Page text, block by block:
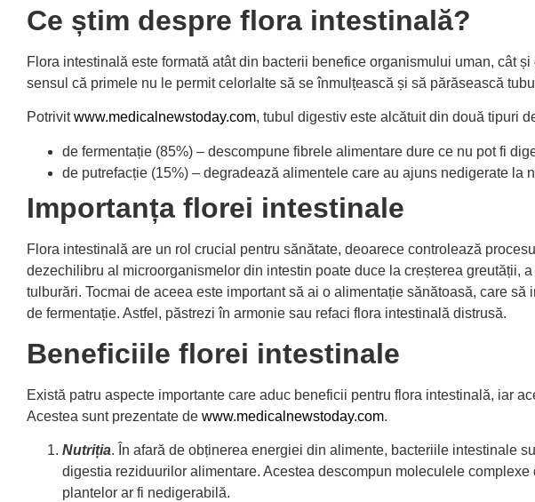
Ce știm despre flora intestinală?
Flora intestinală este formată atât din bacterii benefice organismului uman, cât
sensul că primele nu le permit celorlalte să se înmulțească și să părăsească
Potrivitwww.medicalnewstoday.com, tubul digestiv este alcătuit din două tipuri
de fermentație (85%) – descompune fibrele alimentare dure ce nu pot fi
de putrefacție (15%) – degradează alimentele care au ajuns nedigerate la
Importanța florei intestinale
Flora intestinală are un rol crucial pentru sănătate, deoarece controlează
dezechilibru al microorganismelor din intestin poate duce la creșterea greutății,
tulburări. Tocmai de aceea este important să ai o alimentație sănătoasă, care
de fermentație. Astfel, păstrezi în armonie sau refaci flora intestinală distrusă.
Beneficiile florei intestinale
Există patru aspecte importante care aduc beneficii pentru flora intestinală, iar
Acestea sunt prezentate de www.medicalnewstoday.com.
Nutriția. În afară de obținerea energiei din alimente, bacteriile intestinale
digestia reziduurilor alimentare. Acestea descompun moleculele
plantelor ar fi nedigerabilă.